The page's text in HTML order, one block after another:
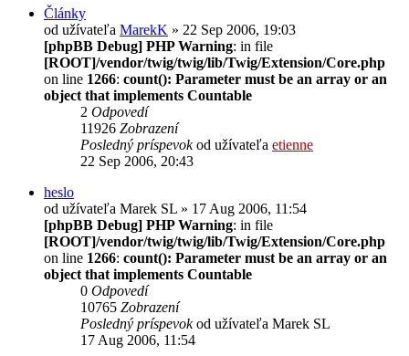
Články
od užívateľa MarekK » 22 Sep 2006, 19:03
[phpBB Debug] PHP Warning: in file
[ROOT]/vendor/twig/twig/lib/Twig/Extension/Core.php
on line 1266: count(): Parameter must be an array or an
object that implements Countable
2 Odpovedí
11926 Zobrazení
Posledný príspevokod užívateľa etienne
22 Sep 2006, 20:43
heslo
od užívateľa Marek SL » 17 Aug 2006, 11:54
[phpBB Debug] PHP Warning: in file
[ROOT]/vendor/twig/twig/lib/Twig/Extension/Core.php
on line 1266: count(): Parameter must be an array or an
object that implements Countable
0 Odpovedí
10765 Zobrazení
Posledný príspevokod užívateľa Marek SL
17 Aug 2006, 11:54